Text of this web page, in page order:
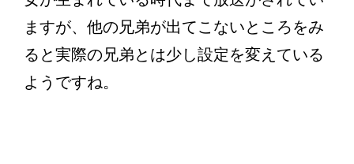
ますが、他の兄弟が出てこないところをみ
ると実際の兄弟とは少し設定を変えている
ようですね。